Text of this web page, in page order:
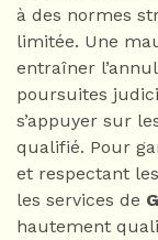
à des normes
limitée. Une
entraîner
poursuites
s’appuyer sur
qualifié. Pour
et respectant
les services de
hautement